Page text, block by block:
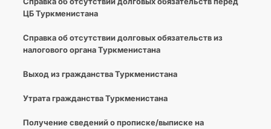
ЦБ Туркменистана
Справка об отсутствии долговых обязательств из
налогового органа Туркменистана
Выход из гражданства Туркменистана
Утрата гражданства Туркменистана
Получение сведений о прописке/выписке на